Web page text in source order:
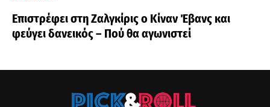
Επιστρέφει στη Ζαλγκίρις ο Κίναν Έβανς και
φεύγει δανεικός – Πού θα αγωνιστεί